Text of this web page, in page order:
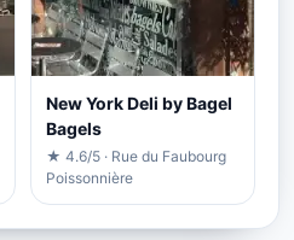
New York Deli by Bagel
Bagels
★ 4.6/5 · Rue du Faubourg
Poissonnière